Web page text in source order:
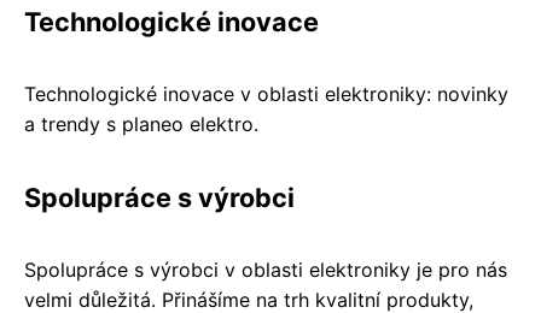
Technologické inovace
Technologické inovace v oblasti elektroniky: novinky
a trendy s planeo elektro.
Spolupráce s výrobci
Spolupráce s výrobci v oblasti elektroniky je pro nás
velmi důležitá. Přinášíme na trh kvalitní produkty,